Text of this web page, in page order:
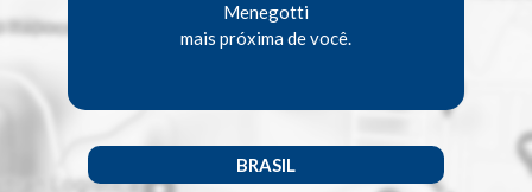
Menegotti
mais próxima de você.
BRASIL